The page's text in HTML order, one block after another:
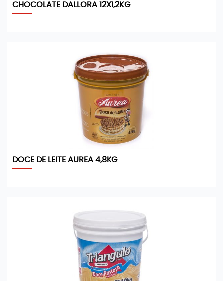
CHOCOLATE DALLORA 12X1,2KG
DOCE DE LEITE AUREA 4,8KG